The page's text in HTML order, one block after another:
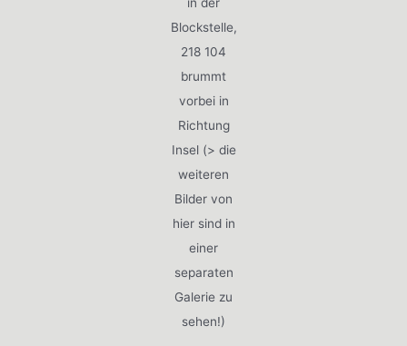
Blockstelle,
218 104
brummt
vorbei in
Richtung
Insel (> die
weiteren
Bilder von
hier sind in
einer
separaten
Galerie zu
sehen!)